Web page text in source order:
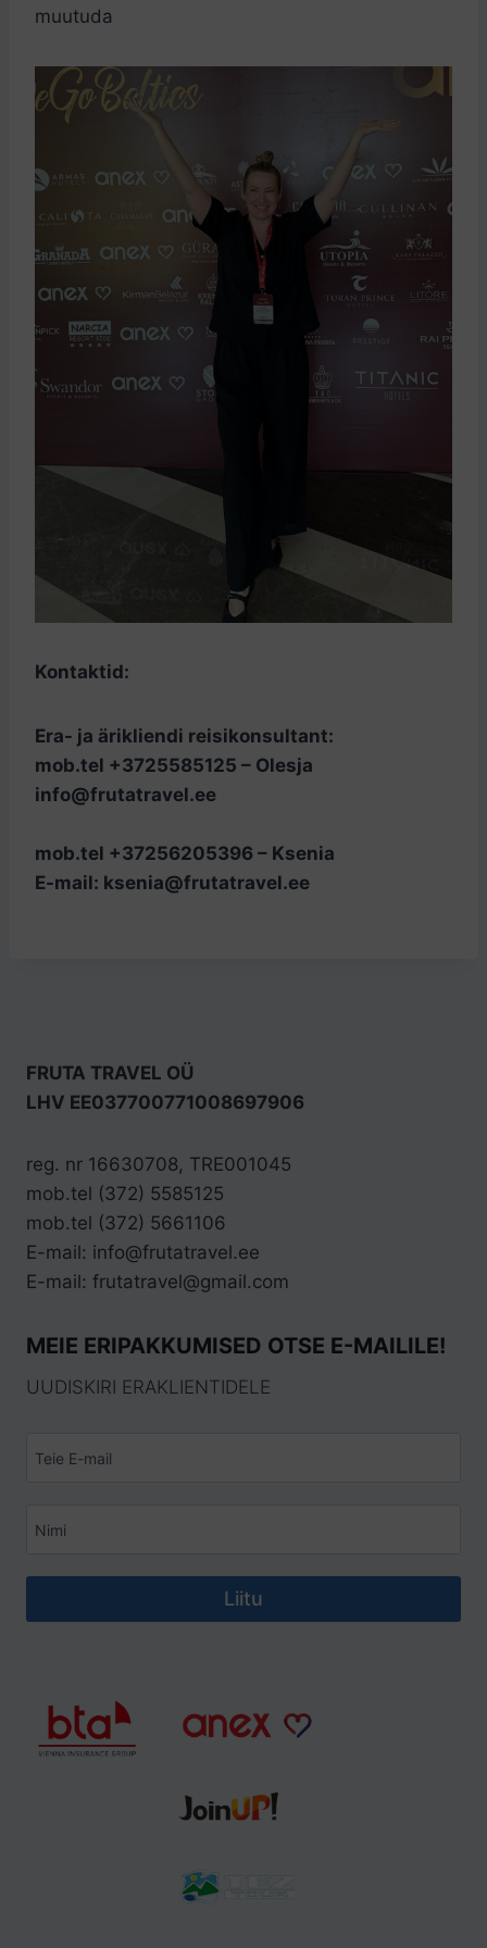
muutuda
Kontaktid:
Era- ja ärikliendi reisikonsultant:
mob.tel +3725585125 – Olesja
info@frutatravel.ee
mob.tel +37256205396 – Ksenia
E-mail: ksenia@frutatravel.ee
FRUTA TRAVEL OÜ
LHV EE037700771008697906
reg. nr 16630708, TRE001045
mob.tel (372) 5585125
mob.tel (372) 5661106
E-mail: info@frutatravel.ee
E-mail: frutatravel@gmail.com
MEIE ERIPAKKUMISED OTSE E-MAILILE!
UUDISKIRI ERAKLIENTIDELE